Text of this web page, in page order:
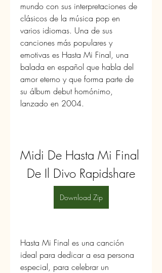
mundo con sus interpretaciones de
clásicos de la música pop en
varios idiomas. Una de sus
canciones más populares y
emotivas es Hasta Mi Final, una
balada en español que habla del
amor eterno y que forma parte de
su álbum debut homónimo,
lanzado en 2004.
Midi De Hasta Mi Final
De Il Divo Rapidshare
Download Zip
Hasta Mi Final es una canción
ideal para dedicar a esa persona
especial, para celebrar un